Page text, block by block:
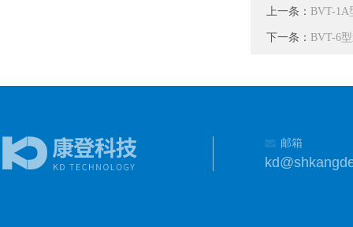
上一条： BVT-1A
下一条： BVT-6
邮箱